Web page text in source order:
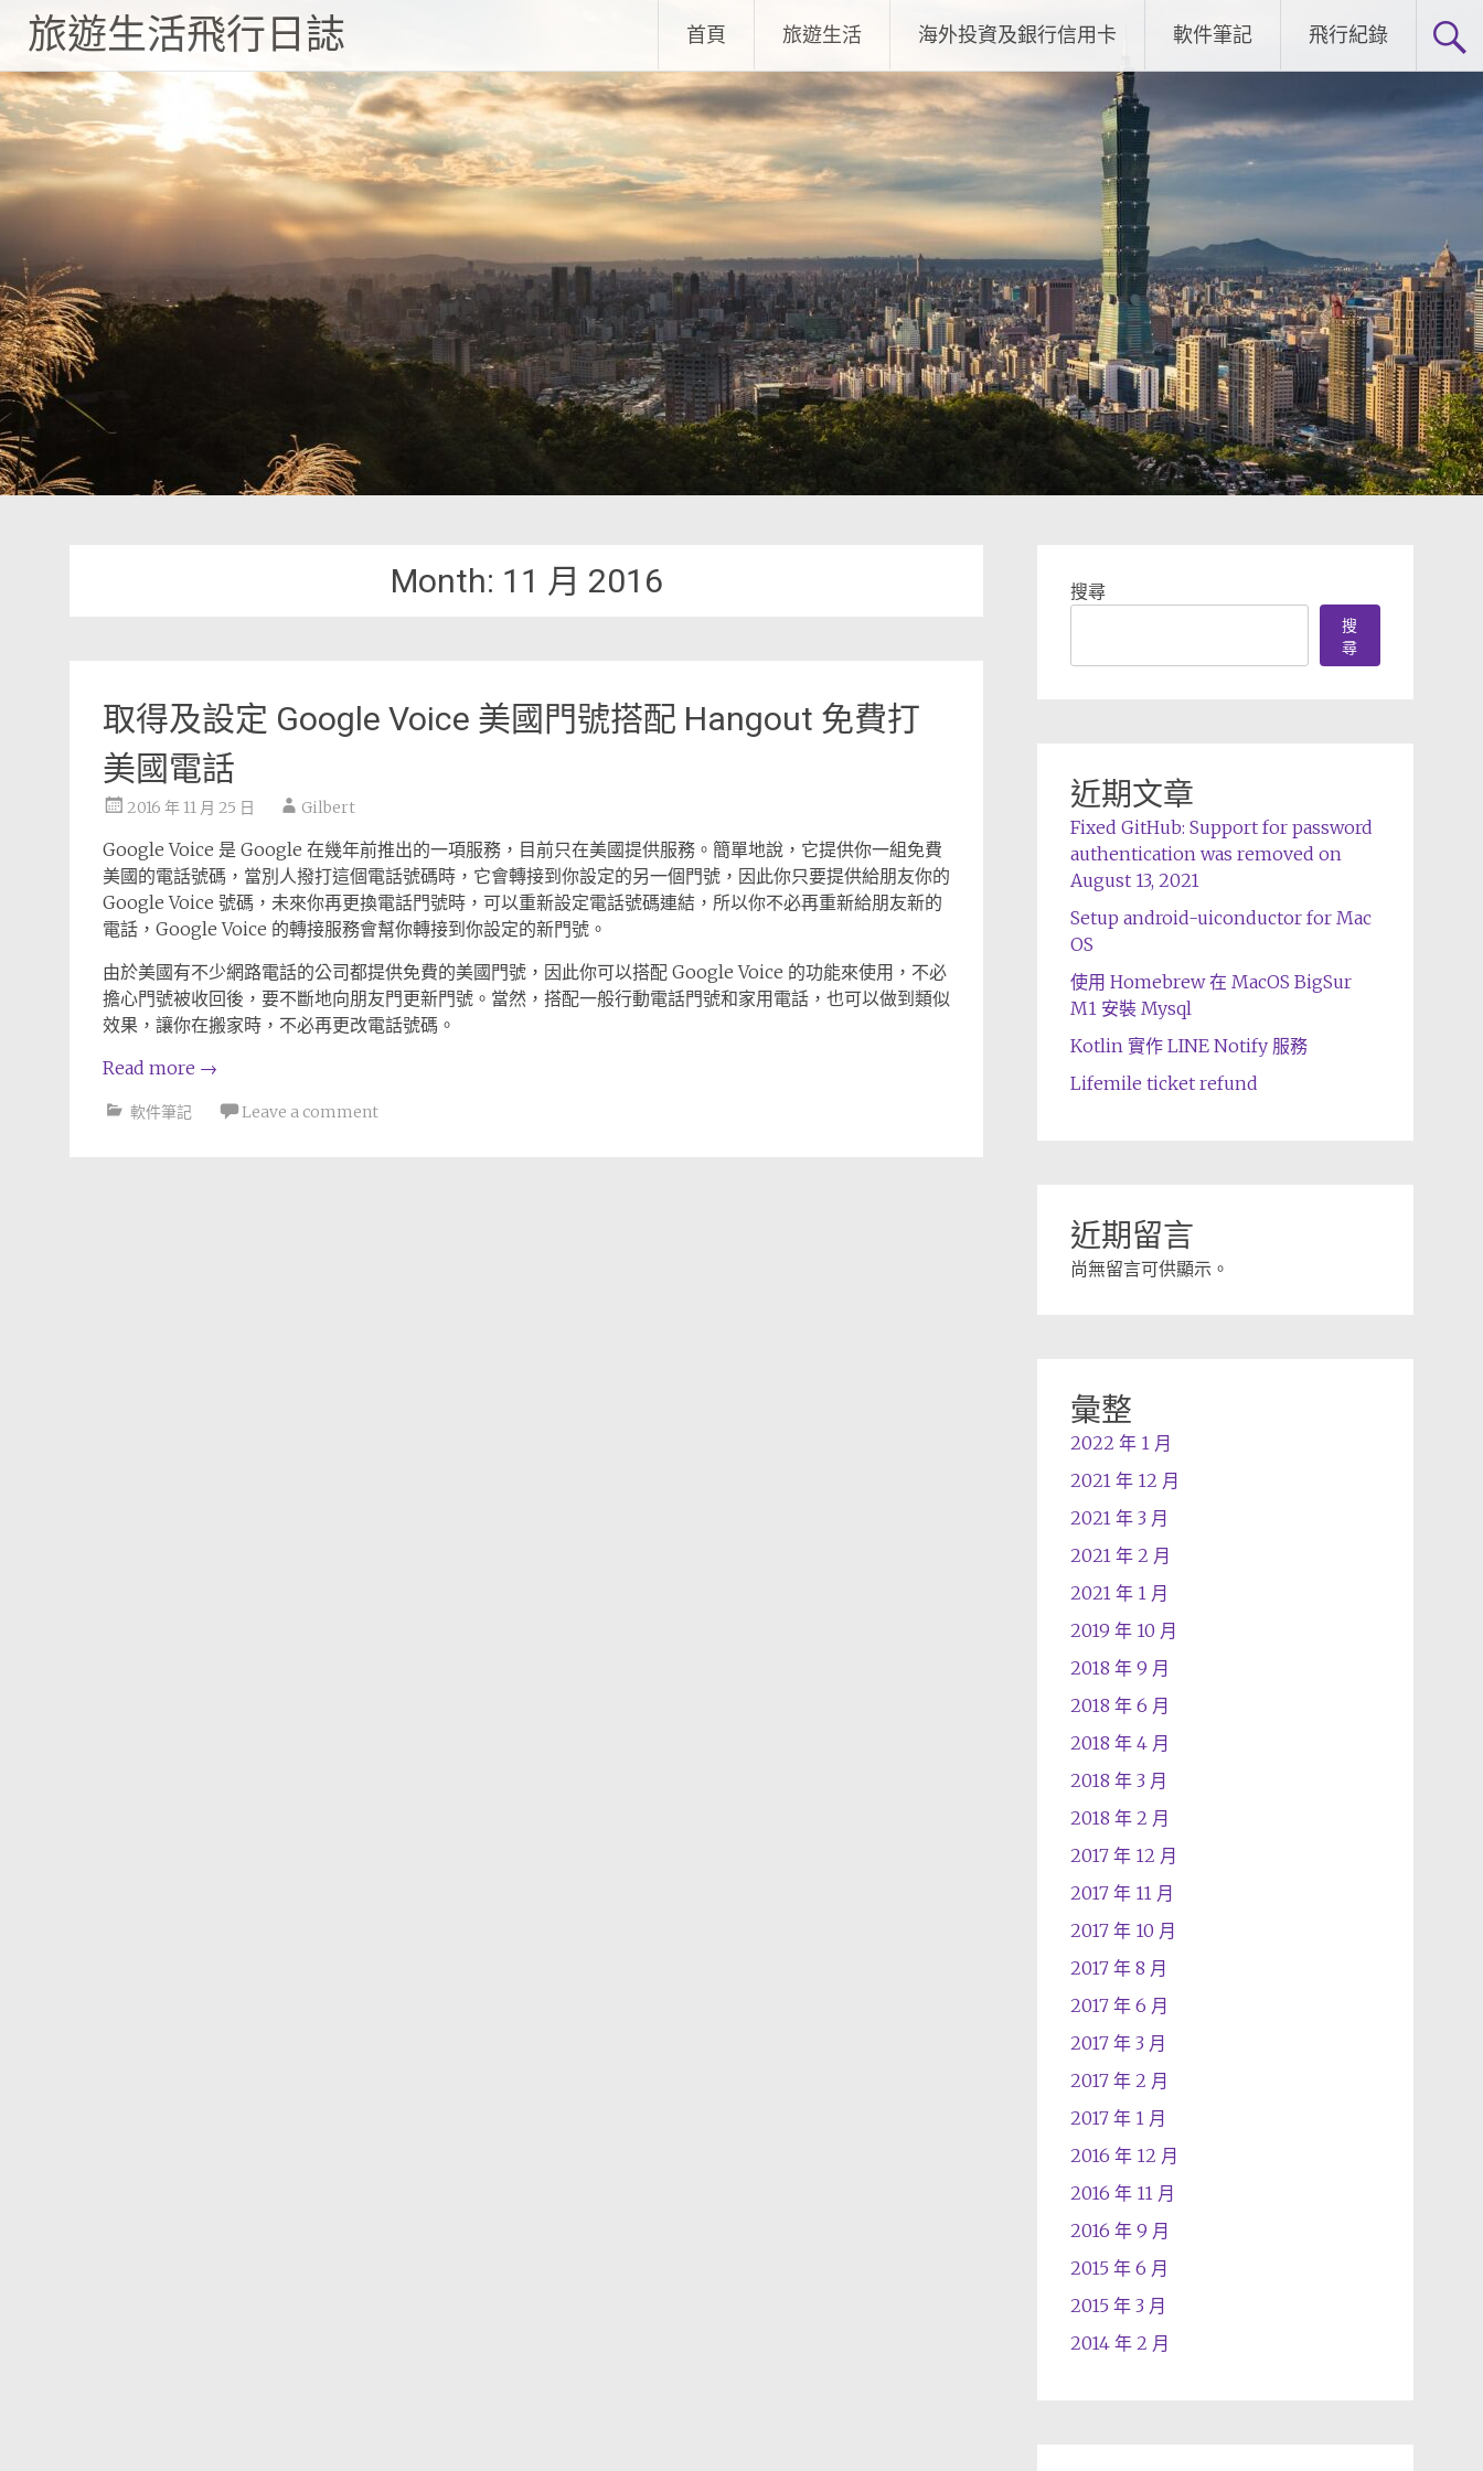
旅遊生活飛行日誌
to
首頁 旅遊生活 海外投資及銀行信用卡 軟件筆記 飛行紀錄
Month: 11 月 2016
取得及設定 Google Voice 美國門號搭配 Hangout 免費打
美國電話
2016 年 11 月 25 日 Gilbert
Google Voice 是 Google 在幾年前推出的一項服務，目前只在美國提供服務。簡單地說，它提供你一組免費
美國的電話號碼，當別人撥打這個電話號碼時，它會轉接到你設定的另一個門號，因此你只要提供給朋友你的
Google Voice 號碼，未來你再更換電話門號時，可以重新設定電話號碼連結，所以你不必再重新給朋友新的
電話，Google Voice 的轉接服務會幫你轉接到你設定的新門號。
由於美國有不少網路電話的公司都提供免費的美國門號，因此你可以搭配 Google Voice 的功能來使用，不必
擔心門號被收回後，要不斷地向朋友門更新門號。當然，搭配一般行動電話門號和家用電話，也可以做到類似
效果，讓你在搬家時，不必再更改電話號碼。
Read more →
軟件筆記 Leave a comment
搜尋
搜
尋
近期文章
Fixed GitHub: Support for password
authentication was removed on
August 13, 2021
Setup android-uiconductor for Mac
OS
使用 Homebrew 在 MacOS BigSur
M1 安裝 Mysql
Kotlin 實作 LINE Notify 服務
Lifemile ticket refund
近期留言
尚無留言可供顯示。
彙整
2022 年 1 月
2021 年 12 月
2021 年 3 月
2021 年 2 月
2021 年 1 月
2019 年 10 月
2018 年 9 月
2018 年 6 月
2018 年 4 月
2018 年 3 月
2018 年 2 月
2017 年 12 月
2017 年 11 月
2017 年 10 月
2017 年 8 月
2017 年 6 月
2017 年 3 月
2017 年 2 月
2017 年 1 月
2016 年 12 月
2016 年 11 月
2016 年 9 月
2015 年 6 月
2015 年 3 月
2014 年 2 月